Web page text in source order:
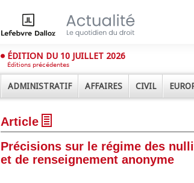
ÉDITION DU 10 JUILLET 2026
Éditions précédentes
ADMINISTRATIF AFFAIRES CIVIL
Article
Précisions sur le régime des
et de renseignement anonyme